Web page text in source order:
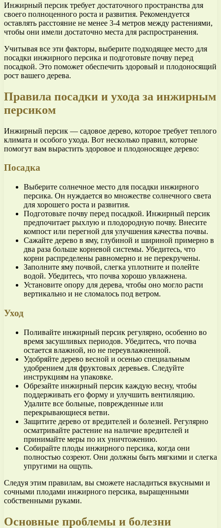
Инжирный персик требует достаточного пространства для
своего полноценного роста и развития. Рекомендуется
оставлять расстояние не менее 3-4 метров между растениями,
чтобы они имели достаточно места для распространения.
Учитывая все эти факторы, выберите подходящее место для
посадки инжирного персика и подготовьте почву перед
посадкой. Это поможет обеспечить здоровый и плодоносящий
рост вашего дерева.
Правила посадки и ухода за инжирным
персиком
Инжирный персик — садовое дерево, которое требует теплого
климата и особого ухода. Вот несколько правил, которые
помогут вам вырастить здоровое и плодоносящее дерево:
Посадка
Выберите солнечное место для посадки инжирного
персика. Он нуждается во множестве солнечного света
для хорошего роста и развития.
Подготовьте почву перед посадкой. Инжирный персик
предпочитает рыхлую и плодородную почву. Внесите
компост или перегной для улучшения качества почвы.
Сажайте дерево в яму, глубиной и шириной примерно в
два раза больше корневой системы. Убедитесь, что
корни распределены равномерно и не перекручены.
Заполните яму почвой, слегка уплотните и полейте
водой. Убедитесь, что почва хорошо увлажнена.
Установите опору для дерева, чтобы оно могло расти
вертикально и не сломалось под ветром.
Уход
Поливайте инжирный персик регулярно, особенно во
время засушливых периодов. Убедитесь, что почва
остается влажной, но не переувлажненной.
Удобряйте дерево весной и осенью специальным
удобрением для фруктовых деревьев. Следуйте
инструкциям на упаковке.
Обрезайте инжирный персик каждую весну, чтобы
поддерживать его форму и улучшить вентиляцию.
Удалите все больные, поврежденные или
перекрывающиеся ветви.
Защитите дерево от вредителей и болезней. Регулярно
осматривайте растение на наличие вредителей и
принимайте меры по их уничтожению.
Собирайте плоды инжирного персика, когда они
полностью созреют. Они должны быть мягкими и слегка
упругими на ощупь.
Следуя этим правилам, вы сможете насладиться вкусными и
сочными плодами инжирного персика, выращенными
собственными руками.
Основные проблемы и болезни